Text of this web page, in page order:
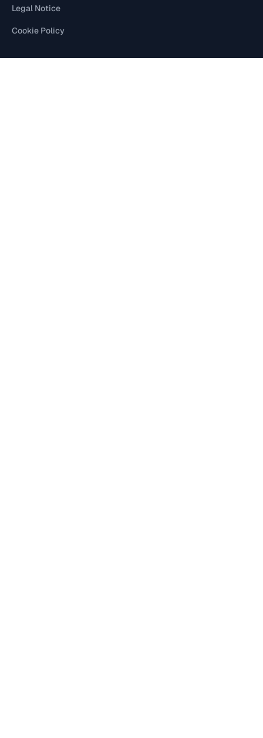
Legal Notice
Cookie Policy